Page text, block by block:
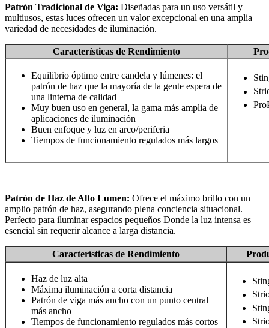
Patrón Tradicional de Viga: Diseñadas para un uso versátil y
multiusos, estas luces ofrecen un valor excepcional en una amplia
variedad de necesidades de iluminación.
Características de Rendimiento
Equilibrio óptimo entre candela y lúmenes: el
patrón de haz que la mayoría de la gente espera de
una linterna de calidad
Muy buen uso en general, la gama más amplia de
aplicaciones de iluminación
Buen enfoque y luz en arco/periferia
Tiempos de funcionamiento regulados más largos
Patrón de Haz de Alto Lumen: Ofrece el máximo brillo con un
amplio patrón de haz, asegurando plena conciencia situacional.
Perfecto para iluminar espacios pequeños Donde la luz intensa es
esencial sin requerir alcance a larga distancia.
Características de Rendimiento
Haz de luz alta
Máxima iluminación a corta distancia
Patrón de viga más ancho con un punto central
más ancho
Tiempos de funcionamiento regulados más cortos